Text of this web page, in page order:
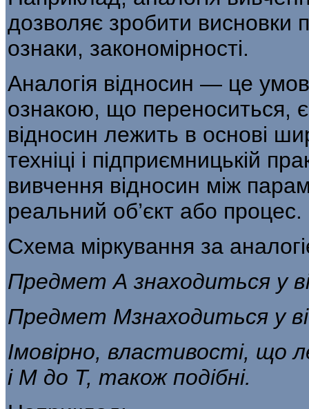
дозволяє зробити висновки
ознаки, закономірності.
Аналогія відносин — це
ознакою, що переноситься,
відносин лежить в основі
техніці і підпри­ємницькій
вивчення відносин між
реальний об’єкт або процес.
Схема міркування за
Предмет А знаходиться у
Предмет Мзнаходиться у
Імовірно, властивості, що
і М до Т, також подібні.